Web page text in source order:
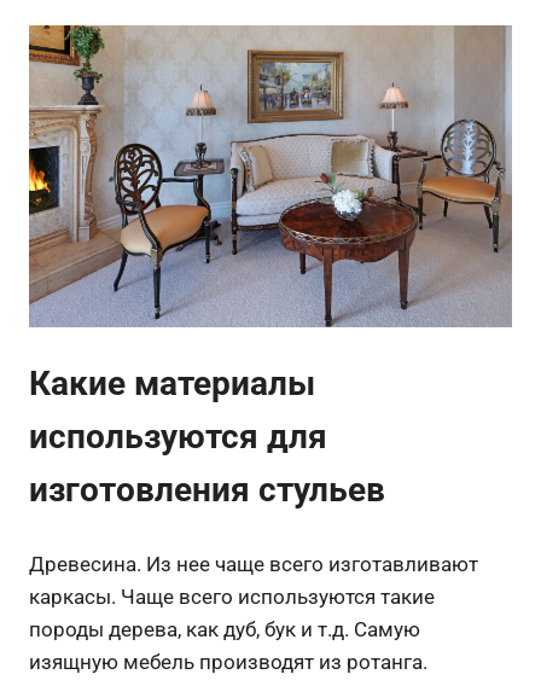
Какие материалы
используются для
изготовления стульев
Древесина. Из нее чаще всего изготавливают
каркасы. Чаще всего используются такие
породы дерева, как дуб, бук и т.д. Самую
изящную мебель производят из ротанга.